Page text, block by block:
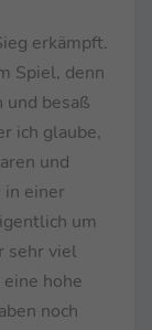
erkämpft.
Spiel, denn
und besaß
ich glaube,
und
in einer
um
sehr viel
hohe
noch